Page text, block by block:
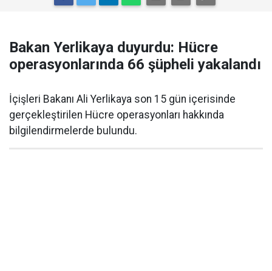
Bakan Yerlikaya duyurdu: Hücre
operasyonlarında 66 şüpheli yakalandı
İçişleri Bakanı Ali Yerlikaya son 15 gün içerisinde
gerçekleştirilen Hücre operasyonları hakkında
bilgilendirmelerde bulundu.